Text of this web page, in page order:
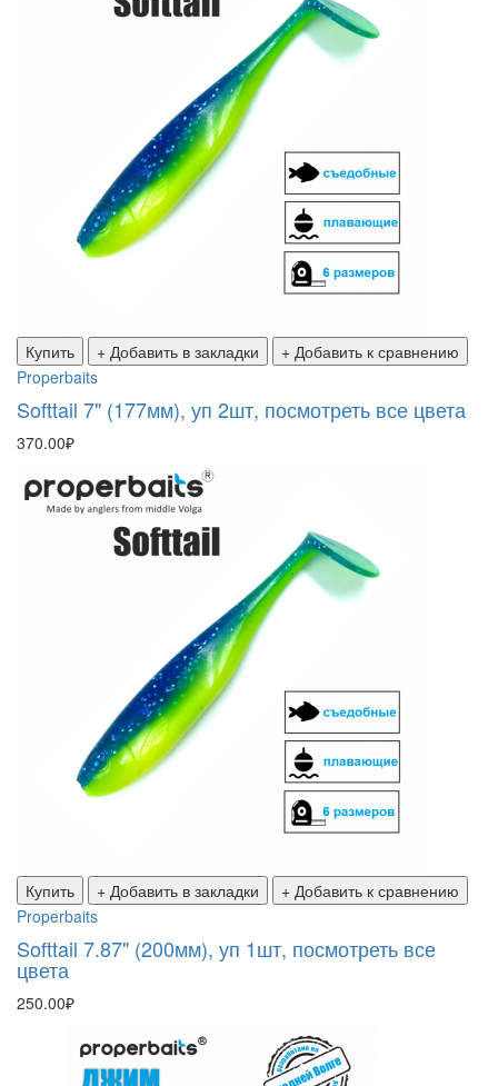
Купить + Добавить в закладки
+ Добавить к сравнению
Properbaits
Softtail 7" (177мм), уп 2шт, посмотреть все цвета
370.00₽
Купить + Добавить в закладки
+ Добавить к сравнению
Properbaits
Softtail 7.87" (200мм), уп 1шт, посмотреть все
цвета
250.00₽